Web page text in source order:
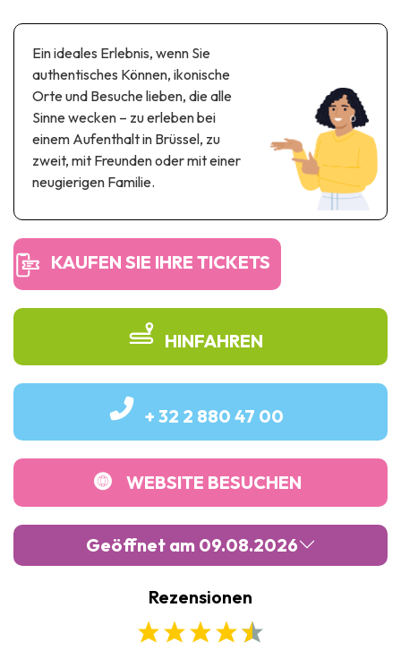
Automobil- & Eisenbahnerbe
Industrie- & Technikerbe
Regionalprodukte
UNESCO erbe
Unterhaltungs-& Aqua-Parks
Ein ideales Erlebnis, wenn Sie
authentisches Können, ikonische
Orte und Besuche lieben, die alle
Sinne wecken – zu erleben bei
einem Aufenthalt in Brüssel, zu
zweit, mit Freunden oder mit einer
neugierigen Familie.
KAUFEN SIE IHRE TICKETS
HINFAHREN
+ 32 2 880 47 00
WEBSITE BESUCHEN
Geöffnet am 09.08.2026
19:30
10:30-19:30
Rezensionen